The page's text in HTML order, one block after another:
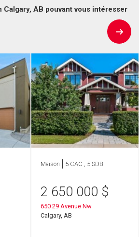
AB pouvant vous intéresser
Maison 5 CAC , 5 SDB
2 650 000 $
650 29 Avenue Nw
Calgary, AB